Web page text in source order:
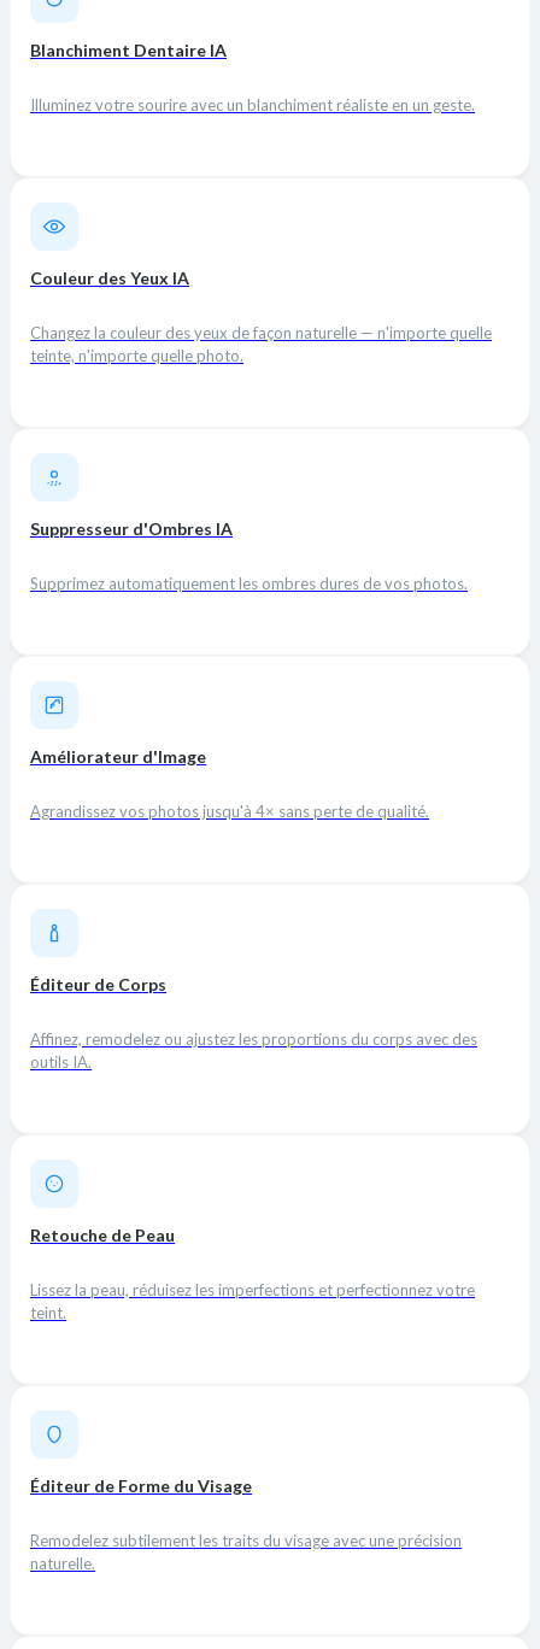
Blanchiment Dentaire IA
Illuminez votre sourire avec un blanchiment réaliste en un geste.
Couleur des Yeux IA
Changez la couleur des yeux de façon naturelle — n'importe quelle
teinte, n'importe quelle photo.
Suppresseur d'Ombres IA
Supprimez automatiquement les ombres dures de vos photos.
Améliorateur d'Image
Agrandissez vos photos jusqu'à 4× sans perte de qualité.
Éditeur de Corps
Affinez, remodelez ou ajustez les proportions du corps avec des
outils IA.
Retouche de Peau
Lissez la peau, réduisez les imperfections et perfectionnez votre
teint.
Éditeur de Forme du Visage
Remodelez subtilement les traits du visage avec une précision
naturelle.